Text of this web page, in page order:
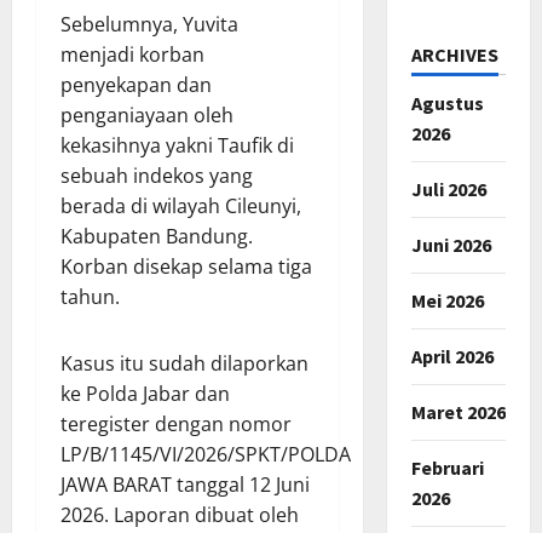
Sebelumnya, Yuvita
menjadi korban
penyekapan dan
penganiayaan oleh
kekasihnya yakni Taufik di
sebuah indekos yang
berada di wilayah Cileunyi,
Kabupaten Bandung.
Korban disekap selama tiga
tahun.
Kasus itu sudah dilaporkan
ke Polda Jabar dan
teregister dengan nomor
LP/B/1145/VI/2026/SPKT/POLDA
JAWA BARAT tanggal 12 Juni
2026. Laporan dibuat oleh
ARCHIVES
Agustus
2026
Juli 2026
Juni 2026
Mei 2026
April 2026
Maret 2026
Februari
2026